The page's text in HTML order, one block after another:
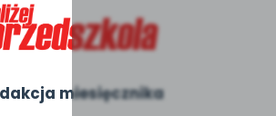
miesięcznika